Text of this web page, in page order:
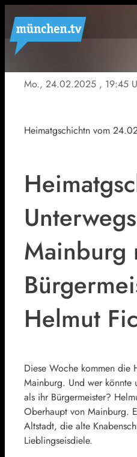
Mo., 24.02.2025 , 19:45
Heimatgschichtn vom
Mainburg
Helmut
Diese Woche kommen die
Mainburg. Und wer könnte
als ihr Bürgermeister?
Oberhaupt von Mainburg.
Altstadt, die alte
Lieblingseisdiele.